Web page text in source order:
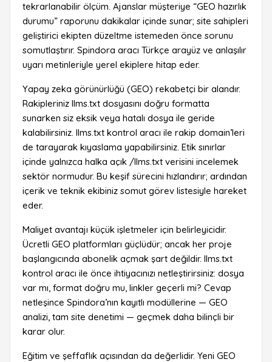
tekrarlanabilir ölçüm. Ajanslar müşteriye “GEO hazırlık
durumu” raporunu dakikalar içinde sunar; site sahipleri
geliştirici ekipten düzeltme istemeden önce sorunu
somutlaştırır. Spindora aracı Türkçe arayüz ve anlaşılır
uyarı metinleriyle yerel ekiplere hitap eder.
Yapay zeka görünürlüğü (GEO) rekabetçi bir alandır.
Rakipleriniz llms.txt dosyasını doğru formatta
sunarken siz eksik veya hatalı dosya ile geride
kalabilirsiniz. llms.txt kontrol aracı ile rakip domain’leri
de tarayarak kıyaslama yapabilirsiniz. Etik sınırlar
içinde yalnızca halka açık /llms.txt verisini incelemek
sektör normudur. Bu keşif sürecini hızlandırır; ardından
içerik ve teknik ekibiniz somut görev listesiyle hareket
eder.
Maliyet avantajı küçük işletmeler için belirleyicidir.
Ücretli GEO platformları güçlüdür; ancak her proje
başlangıcında abonelik açmak şart değildir. llms.txt
kontrol aracı ile önce ihtiyacınızı netleştirirsiniz: dosya
var mı, format doğru mu, linkler geçerli mi? Cevap
netleşince Spindora’nın kayıtlı modüllerine — GEO
analizi, tam site denetimi — geçmek daha bilinçli bir
karar olur.
Eğitim ve şeffaflık açısından da değerlidir. Yeni GEO